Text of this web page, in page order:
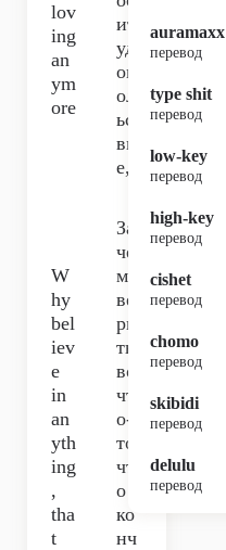
lov
ing
an
ym
ore
ит
уд
ов
ол
ьст
ви
е,
W
hy
bel
iev
e
in
an
yth
ing
,
tha
t
За
че
м
ве
ри
ть
во
чт
о-
то,
чт
о
ко
нч
auramaxx
перевод
type shit
перевод
low-key
перевод
high-key
перевод
cishet
перевод
chomo
перевод
skibidi
перевод
delulu
перевод